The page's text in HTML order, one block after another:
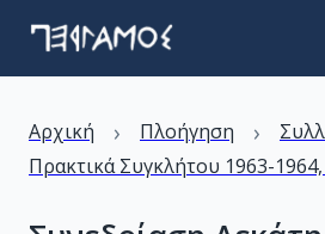
Αρχική › Πλοήγηση ›
Πρακτικά Συγκλήτου 1963-